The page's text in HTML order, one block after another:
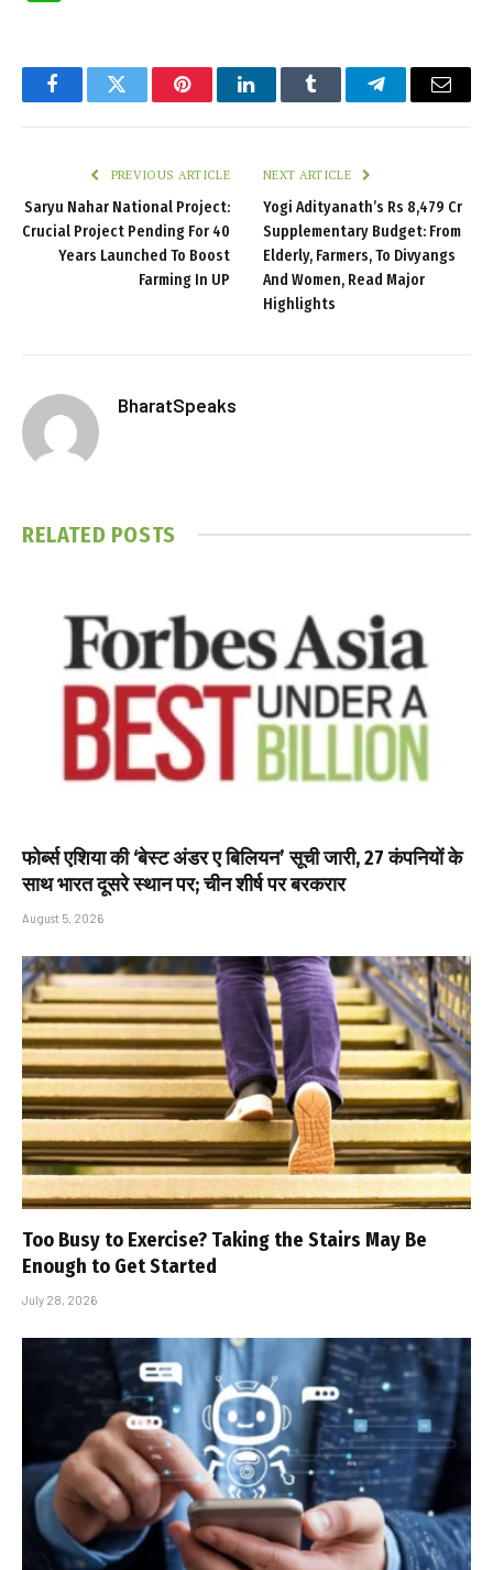
FacebookTwitter PinterestLinkedInTumblr TelegramEmail
PREVIOUS ARTICLE
Saryu Nahar National Project:
Crucial Project Pending For 40
Years Launched To Boost
Farming In UP
NEXT ARTICLE
Yogi Adityanath’s Rs 8,479 Cr
Supplementary Budget: From
Elderly, Farmers, To Divyangs
And Women, Read Major
Highlights
BharatSpeaks
RELATED POSTS
फोर्ब्स एशिया की ‘बेस्ट अंडर ए बिलियन’ सूची जारी, 27 कंपनियों के
साथ भारत दूसरे स्थान पर; चीन शीर्ष पर बरकरार
August 5, 2026
Too Busy to Exercise? Taking the Stairs May Be
Enough to Get Started
July 28, 2026